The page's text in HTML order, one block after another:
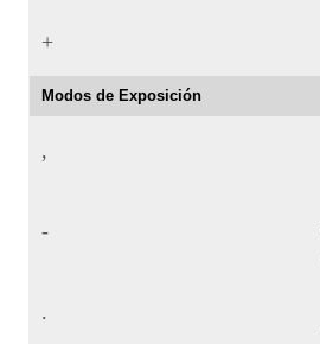
+
Modos de Exposición
,
-
.